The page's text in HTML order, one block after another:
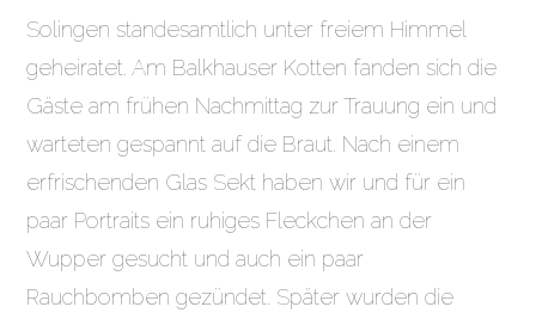
Solingen standesamtlich unter freiem Himmel
geheiratet. Am Balkhauser Kotten fanden sich die
Gäste am frühen Nachmittag zur Trauung ein und
warteten gespannt auf die Braut. Nach einem
erfrischenden Glas Sekt haben wir und für ein
paar Portraits ein ruhiges Fleckchen an der
Wupper gesucht und auch ein paar
Rauchbomben gezündet. Später wurden die